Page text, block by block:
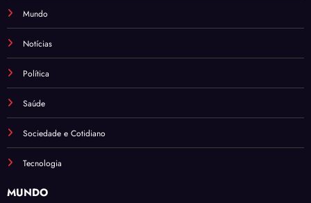
Mundo
Notícias
Política
Saúde
Sociedade e Cotidiano
Tecnologia
MUNDO